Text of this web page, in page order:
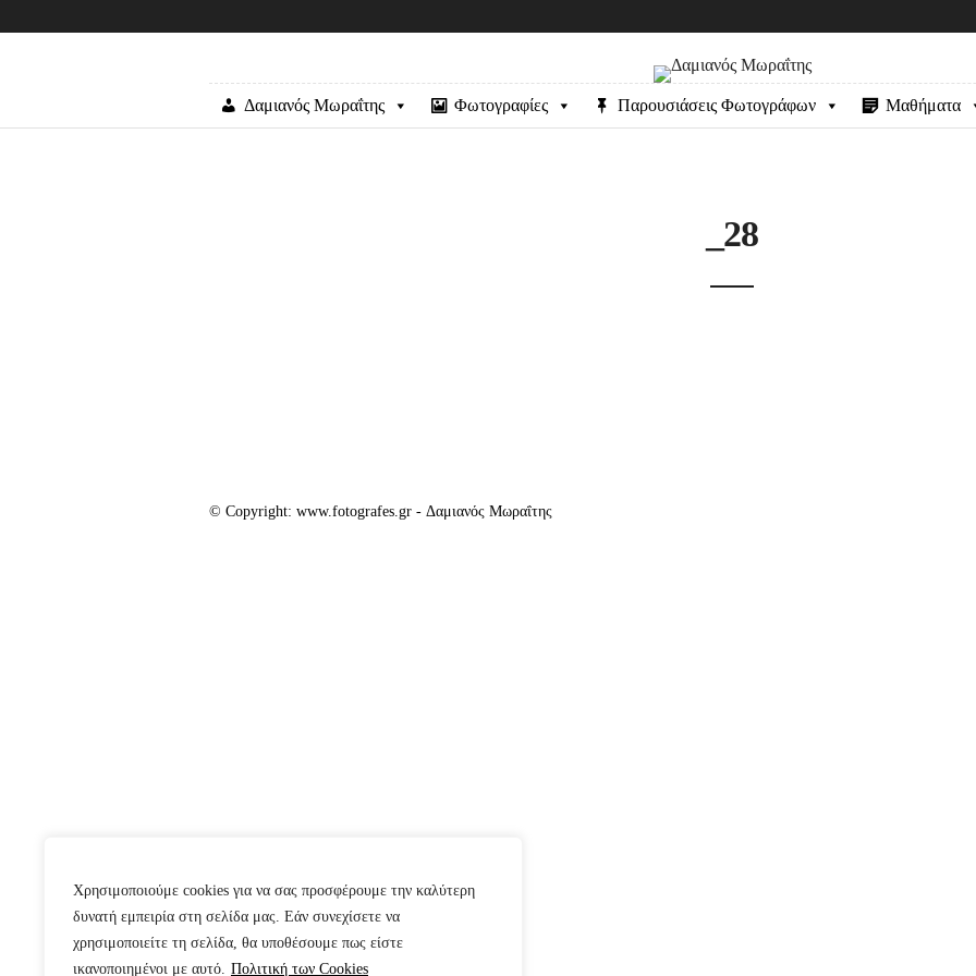
Χρησιμοποιούμε cookies για να σας προσφέρουμε την καλύτερη
δυνατή εμπειρία στη σελίδα μας. Εάν συνεχίσετε να
χρησιμοποιείτε τη σελίδα, θα υποθέσουμε πως είστε
ικανοποιημένοι με αυτό. Πολιτική των Cookies
Δαμιανός Μωραΐτης Φωτογραφίες Παρουσιάσεις Φωτογράφων Μαθήματα
_28
© Copyright: www.fotografes.gr - Δαμιανός Μωραΐτης